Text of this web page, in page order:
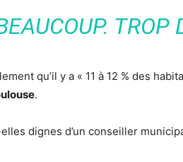
TROP
qu’il y a « 11 à 12 % des
.
dignes d’un conseiller